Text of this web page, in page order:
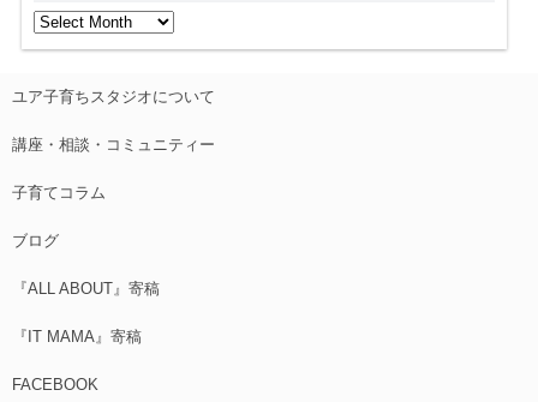
ユア子育ちスタジオについて
講座・相談・コミュニティー
子育てコラム
ブログ
『ALL ABOUT』寄稿
『IT MAMA』寄稿
FACEBOOK